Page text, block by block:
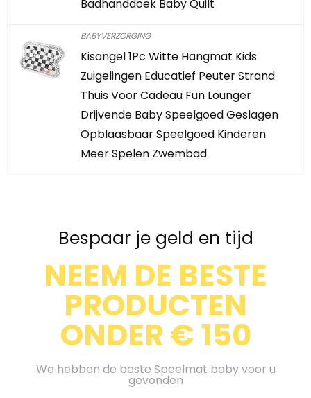
Badhanddoek Baby Quilt
BABYVERZORGING
Kisangel 1Pc Witte Hangmat Kids
Zuigelingen Educatief Peuter Strand
Thuis Voor Cadeau Fun Lounger
Drijvende Baby Speelgoed Geslagen
Opblaasbaar Speelgoed Kinderen
Meer Spelen Zwembad
Bespaar je geld en tijd
NEEM DE BESTE
PRODUCTEN
ONDER € 150
We hebben de beste Speelmat baby voor u
gevonden